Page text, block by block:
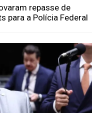
repasse de
para a Polícia Federal